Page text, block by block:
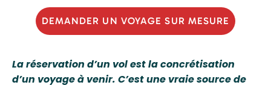
La réservation d’un vol est la concrétisation
d’un voyage à venir. C’est une vraie source de
DEMANDER UN VOYAGE SUR MESURE